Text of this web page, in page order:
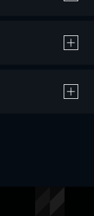
品の購入 / レンタルです。
％のポイント還元です。